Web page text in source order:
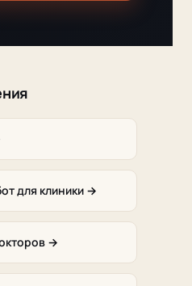
для клиники →
→